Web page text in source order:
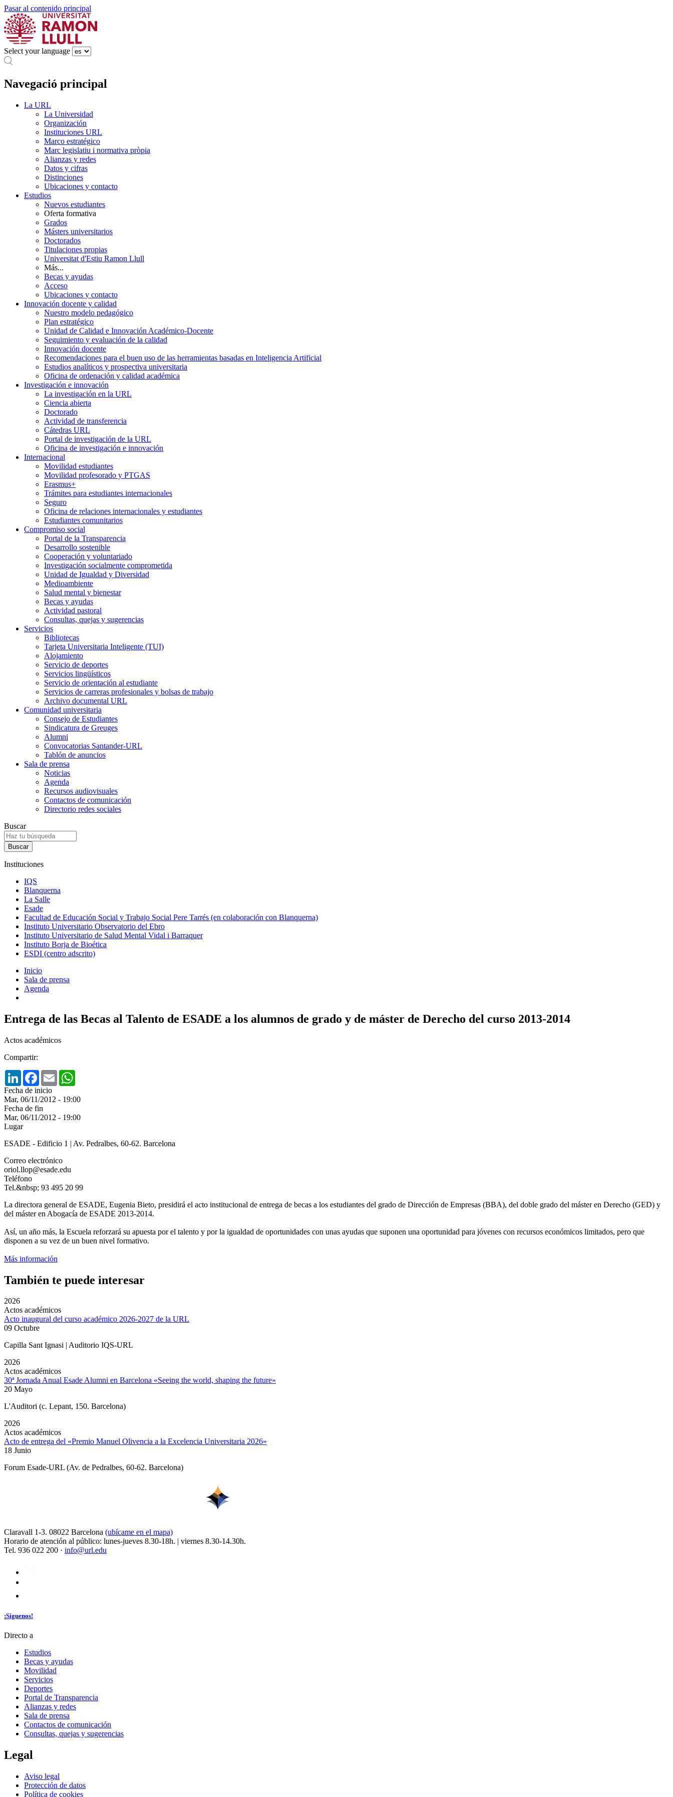
Pasar al contenido principal
Select your language
Navegació principal
La URL
La Universidad
Organización
Instituciones URL
Marco estratégico
Marc legislatiu i normativa pròpia
Alianzas y redes
Datos y cifras
Distinciones
Ubicaciones y contacto
Estudios
Nuevos estudiantes
Oferta formativa
Grados
Másters universitarios
Doctorados
Titulaciones propias
Universitat d'Estiu Ramon Llull
Más...
Becas y ayudas
Acceso
Ubicaciones y contacto
Innovación docente y calidad
Nuestro modelo pedagógico
Plan estratégico
Unidad de Calidad e Innovación Académico-Docente
Seguimiento y evaluación de la calidad
Innovación docente
Recomendaciones para el buen uso de las herramientas basadas en Inteligencia Artificial
Estudios analíticos y prospectiva universitaria
Oficina de ordenación y calidad académica
Investigación e innovación
La investigación en la URL
Ciencia abierta
Doctorado
Actividad de transferencia
Cátedras URL
Portal de investigación de la URL
Oficina de investigación e innovación
Internacional
Movilidad estudiantes
Movilidad profesorado y PTGAS
Erasmus+
Trámites para estudiantes internacionales
Seguro
Oficina de relaciones internacionales y estudiantes
Estudiantes comunitarios
Compromiso social
Portal de la Transparencia
Desarrollo sostenible
Cooperación y voluntariado
Investigación socialmente comprometida
Unidad de Igualdad y Diversidad
Medioambiente
Salud mental y bienestar
Becas y ayudas
Actividad pastoral
Consultas, quejas y sugerencias
Servicios
Bibliotecas
Tarjeta Universitaria Inteligente (TUI)
Alojamiento
Servicio de deportes
Servicios lingüísticos
Servicio de orientación al estudiante
Servicios de carreras profesionales y bolsas de trabajo
Archivo documental URL
Comunidad universitaria
Consejo de Estudiantes
Sindicatura de Greuges
Alumni
Convocatorias Santander-URL
Tablón de anuncios
Sala de prensa
Noticias
Agenda
Recursos audiovisuales
Contactos de comunicación
Directorio redes sociales
Buscar
Instituciones
IQS
Blanquerna
La Salle
Esade
Facultad de Educación Social y Trabajo Social Pere Tarrés (en colaboración con Blanquerna)
Instituto Universitario Observatorio del Ebro
Instituto Universitario de Salud Mental Vidal i Barraquer
Instituto Borja de Bioética
ESDI (centro adscrito)
Inicio
Sala de prensa
Agenda
Entrega de las Becas al Talento de ESADE a los alumnos de grado y de máster de Derecho del curso 2013-2014
Actos académicos
Compartir:
LinkedInFacebook
Email
Fecha de inicio
Mar, 06/11/2012 - 19:00
Fecha de fin
Mar, 06/11/2012 - 19:00
Lugar
ESADE - Edificio 1 | Av. Pedralbes, 60-62. Barcelona
Correo electrónico
oriol.llop@esade.edu
Teléfono
Tel.&nbsp; 93 495 20 99
La directora general de ESADE, Eugenia Bieto, presidirá el acto institucional de entrega de becas a los estudiantes del grado de Dirección de Empresas (BBA), del doble grado del máster en Derecho (GED) y
del máster en Abogacía de ESADE 2013-2014.
Así, un año más, la Escuela reforzará su apuesta por el talento y por la igualdad de oportunidades con unas ayudas que suponen una oportunidad para jóvenes con recursos económicos limitados, pero que
disponen a su vez de un buen nivel formativo.
Más información
También te puede interesar
2026
Actos académicos
Acto inaugural del curso académico 2026-2027 de la URL
09 Octubre
Capilla Sant Ignasi | Auditorio IQS-URL
2026
Actos académicos
30ª Jornada Anual Esade Alumni en Barcelona «Seeing the world, shaping the future»
20 Mayo
L'Auditori (c. Lepant, 150. Barcelona)
2026
Actos académicos
Acto de entrega del «Premio Manuel Olivencia a la Excelencia Universitaria 2026»
18 Junio
Forum Esade-URL (Av. de Pedralbes, 60-62. Barcelona)
Claravall 1-3. 08022 Barcelona (ubícame en el mapa)
Horario de atención al público: lunes-jueves 8.30-18h. | viernes 8.30-14.30h.
Tel. 936 022 200 · info@url.edu
¡Síguenos!
Directo a
Estudios
Becas y ayudas
Movilidad
Servicios
Deportes
Portal de Transparencia
Alianzas y redes
Sala de prensa
Contactos de comunicación
Consultas, quejas y sugerencias
Legal
Aviso legal
Protección de datos
Política de cookies